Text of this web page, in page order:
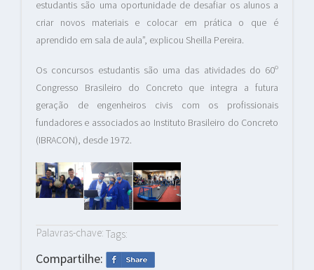
estudantis são uma oportunidade de desafiar os alunos a
criar novos materiais e colocar em prática o que é
aprendido em sala de aula”, explicou Sheilla Pereira.
Os concursos estudantis são uma das atividades do 60º
Congresso Brasileiro do Concreto que integra a futura
geração de engenheiros civis com os profissionais
fundadores e associados ao Instituto Brasileiro do Concreto
(IBRACON), desde 1972.
Palavras-chave: Tags:
Compartilhe: